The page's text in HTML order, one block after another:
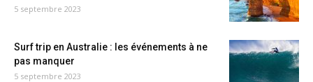
5 septembre 2023
Surf trip en Australie : les événements à ne
pas manquer
5 septembre 2023